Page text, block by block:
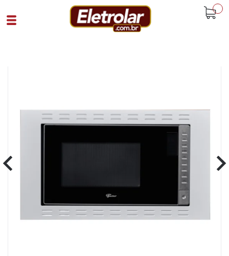
Micro Ondas 25L Fit Line Embutir Fischer
Moldura Inox